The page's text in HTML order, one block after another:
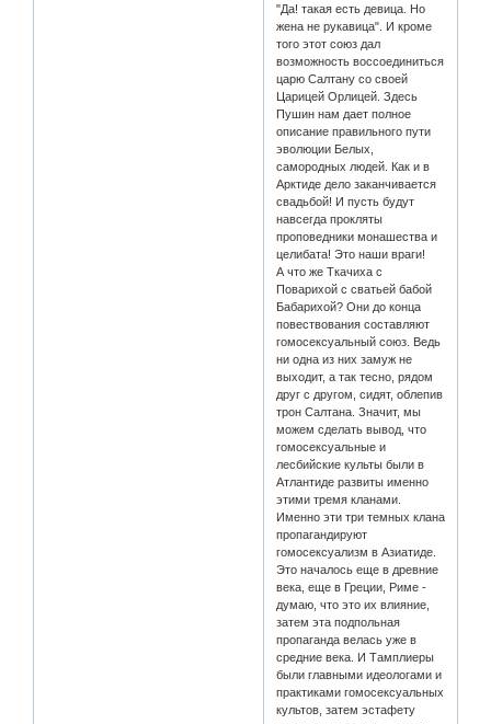
"Да! такая есть девица. Но
жена не рукавица". И кроме
того этот союз дал
возможность воссоединиться
царю Салтану со своей
Царицей Орлицей. Здесь
Пушин нам дает полное
описание правильного пути
эволюции Белых,
самородных людей. Как и в
Арктиде дело заканчивается
свадьбой! И пусть будут
навсегда прокляты
проповедники монашества и
целибата! Это наши враги!
А что же Ткачиха с
Поварихой с сватьей бабой
Бабарихой? Они до конца
повествования составляют
гомосексуальный союз. Ведь
ни одна из них замуж не
выходит, а так тесно, рядом
друг с другом, сидят, облепив
трон Салтана. Значит, мы
можем сделать вывод, что
гомосексуальные и
лесбийские культы были в
Атлантиде развиты именно
этими тремя кланами.
Именно эти три темных клана
пропагандируют
гомосексуализм в Азиатиде.
Это началось еще в древние
века, еще в Греции, Риме -
думаю, что это их влияние,
затем эта подпольная
пропаганда велась уже в
средние века. И Тамплиеры
были главными идеологами и
практиками гомосексуальных
культов, затем эстафету